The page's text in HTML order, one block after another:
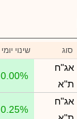
סוג שינוי יומי
אג"ח
ת"א
0.00%
אג"ח
0.25%